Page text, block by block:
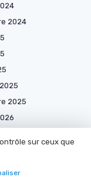
2024
2025
sur ceux que